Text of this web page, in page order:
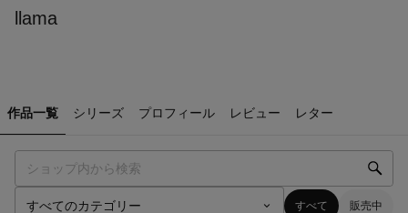
llama
作品一覧 シリーズ プロフィール レビュー レター
すべて 販売中